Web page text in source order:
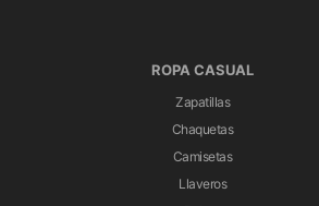
ROPA CASUAL
Zapatillas
Chaquetas
Camisetas
Llaveros